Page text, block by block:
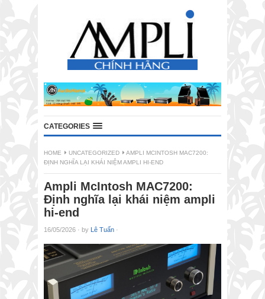
CATEGORIES
HOME UNCATEGORIZED
AMPLI MCINTOSH MAC7200:
ĐỊNH NGHĨA LẠI KHÁI NIỆM AMPLI HI-END
Ampli McIntosh MAC7200:
Định nghĩa lại khái niệm ampli
hi-end
16/05/2026 · by Lê Tuấn ·